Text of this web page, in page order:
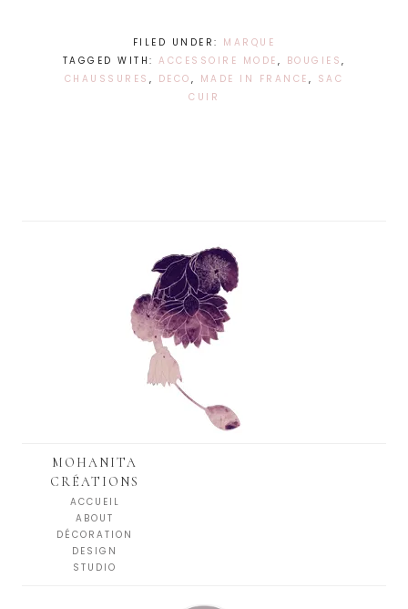
FILED UNDER: MARQUE
TAGGED WITH: ACCESSOIRE MODE , BOUGIES ,
CHAUSSURES , DECO , MADE IN FRANCE , SAC
CUIR
MOHANITA
CRÉATIONS
ACCUEIL
ABOUT
DÉCORATION
DESIGN
STUDIO